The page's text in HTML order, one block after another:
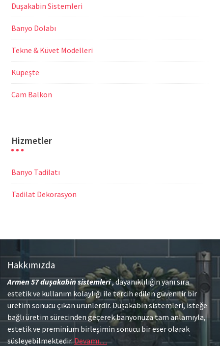
Duşakabin Sistemleri
Banyo Dolabı
Tekne & Küvet Modelleri
Küpeşte
Cam Balkon
Hizmetler
Banyo Tadilatı
Tadilat Dekorasyon
Hakkımızda
Armen 57duşakabin sistemleri, dayanıklılığın yanı sıra
estetik ve kullanım kolaylığı ile tercih edilen güvenilir bir
üretim sonucu çıkan ürünlerdir. Duşakabin sistemleri, isteğe
bağlı üretim sürecinden geçerek banyonuza tam anlamıyla,
estetik ve preminium birleşimin sonucu bir eser olarak
süsleyebilmektedir.Devamı…